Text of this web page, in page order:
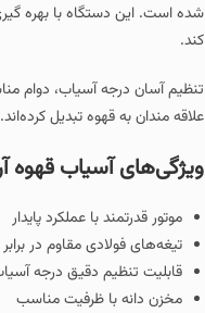
شده است. این دستگاه با بهره‌
کند.
تنظیم آسان درجه آسیاب، دوام
علاقه‌ مندان به قهوه تبدیل کرده‌اند.
ویژگی‌های آسیاب قهوه
موتور قدرتمند با عملکرد پایدار
تیغه‌های فولادی مقاوم در
قابلیت تنظیم دقیق درجه
مخزن دانه با ظرفیت مناسب